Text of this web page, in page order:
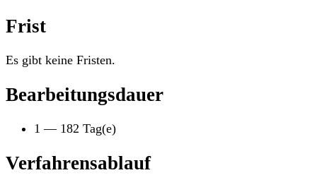
Frist
Es gibt keine Fristen.
Bearbeitungsdauer
1 — 182 Tag(e)
Verfahrensablauf